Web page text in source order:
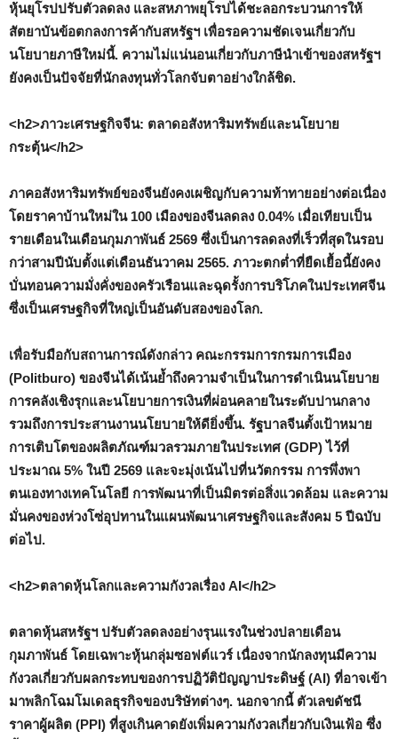
หุ้นยุโรปปรับตัวลดลง และสหภาพยุโรปได้ชะลอกระบวนการให้
สัตยาบันข้อตกลงการค้ากับสหรัฐฯ เพื่อรอความชัดเจนเกี่ยวกับ
นโยบายภาษีใหม่นี้. ความไม่แน่นอนเกี่ยวกับภาษีนำเข้าของสหรัฐฯ
ยังคงเป็นปัจจัยที่นักลงทุนทั่วโลกจับตาอย่างใกล้ชิด.
<h2>ภาวะเศรษฐกิจจีน: ตลาดอสังหาริมทรัพย์และนโยบาย
กระตุ้น</h2>
ภาคอสังหาริมทรัพย์ของจีนยังคงเผชิญกับความท้าทายอย่างต่อเนื่อง
โดยราคาบ้านใหม่ใน 100 เมืองของจีนลดลง 0.04% เมื่อเทียบเป็น
รายเดือนในเดือนกุมภาพันธ์ 2569 ซึ่งเป็นการลดลงที่เร็วที่สุดในรอบ
กว่าสามปีนับตั้งแต่เดือนธันวาคม 2565. ภาวะตกต่ำที่ยืดเยื้อนี้ยังคง
บั่นทอนความมั่งคั่งของครัวเรือนและฉุดรั้งการบริโภคในประเทศจีน
ซึ่งเป็นเศรษฐกิจที่ใหญ่เป็นอันดับสองของโลก.
เพื่อรับมือกับสถานการณ์ดังกล่าว คณะกรรมการกรมการเมือง
(Politburo) ของจีนได้เน้นย้ำถึงความจำเป็นในการดำเนินนโยบาย
การคลังเชิงรุกและนโยบายการเงินที่ผ่อนคลายในระดับปานกลาง
รวมถึงการประสานงานนโยบายให้ดียิ่งขึ้น. รัฐบาลจีนตั้งเป้าหมาย
การเติบโตของผลิตภัณฑ์มวลรวมภายในประเทศ (GDP) ไว้ที่
ประมาณ 5% ในปี 2569 และจะมุ่งเน้นไปที่นวัตกรรม การพึ่งพา
ตนเองทางเทคโนโลยี การพัฒนาที่เป็นมิตรต่อสิ่งแวดล้อม และความ
มั่นคงของห่วงโซ่อุปทานในแผนพัฒนาเศรษฐกิจและสังคม 5 ปีฉบับ
ต่อไป.
<h2>ตลาดหุ้นโลกและความกังวลเรื่อง AI</h2>
ตลาดหุ้นสหรัฐฯ ปรับตัวลดลงอย่างรุนแรงในช่วงปลายเดือน
กุมภาพันธ์ โดยเฉพาะหุ้นกลุ่มซอฟต์แวร์ เนื่องจากนักลงทุนมีความ
กังวลเกี่ยวกับผลกระทบของการปฏิวัติปัญญาประดิษฐ์ (AI) ที่อาจเข้า
มาพลิกโฉมโมเดลธุรกิจของบริษัทต่างๆ. นอกจากนี้ ตัวเลขดัชนี
ราคาผู้ผลิต (PPI) ที่สูงเกินคาดยังเพิ่มความกังวลเกี่ยวกับเงินเฟ้อ ซึ่ง